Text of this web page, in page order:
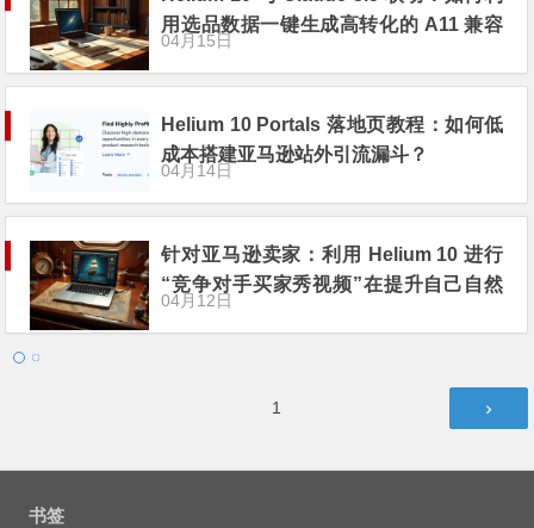
用选品数据一键生成高转化的 A11 兼容
Listing？
04月15日
Helium 10 Portals 落地页教程：如何低
成本搭建亚马逊站外引流漏斗？
04月14日
针对亚马逊卖家：利用 Helium 10 进行
“竞争对手买家秀视频”在提升自己自然
权重中的反向应用
04月12日
1
书签